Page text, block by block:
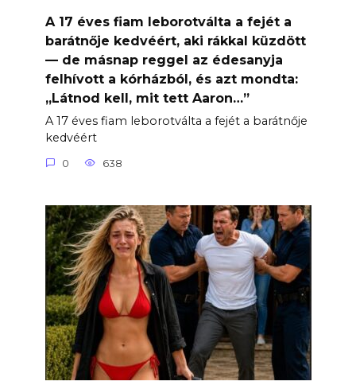
A 17 éves fiam leborotválta a fejét a
barátnője kedvéért, aki rákkal küzdött
— de másnap reggel az édesanyja
felhívott a kórházból, és azt mondta:
„Látnod kell, mit tett Aaron…”
A 17 éves fiam leborotválta a fejét a barátnője
kedvéért
0 638